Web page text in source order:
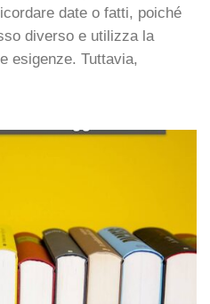
date o fatti, poiché
diverso e utilizza la
esigenze. Tuttavia,